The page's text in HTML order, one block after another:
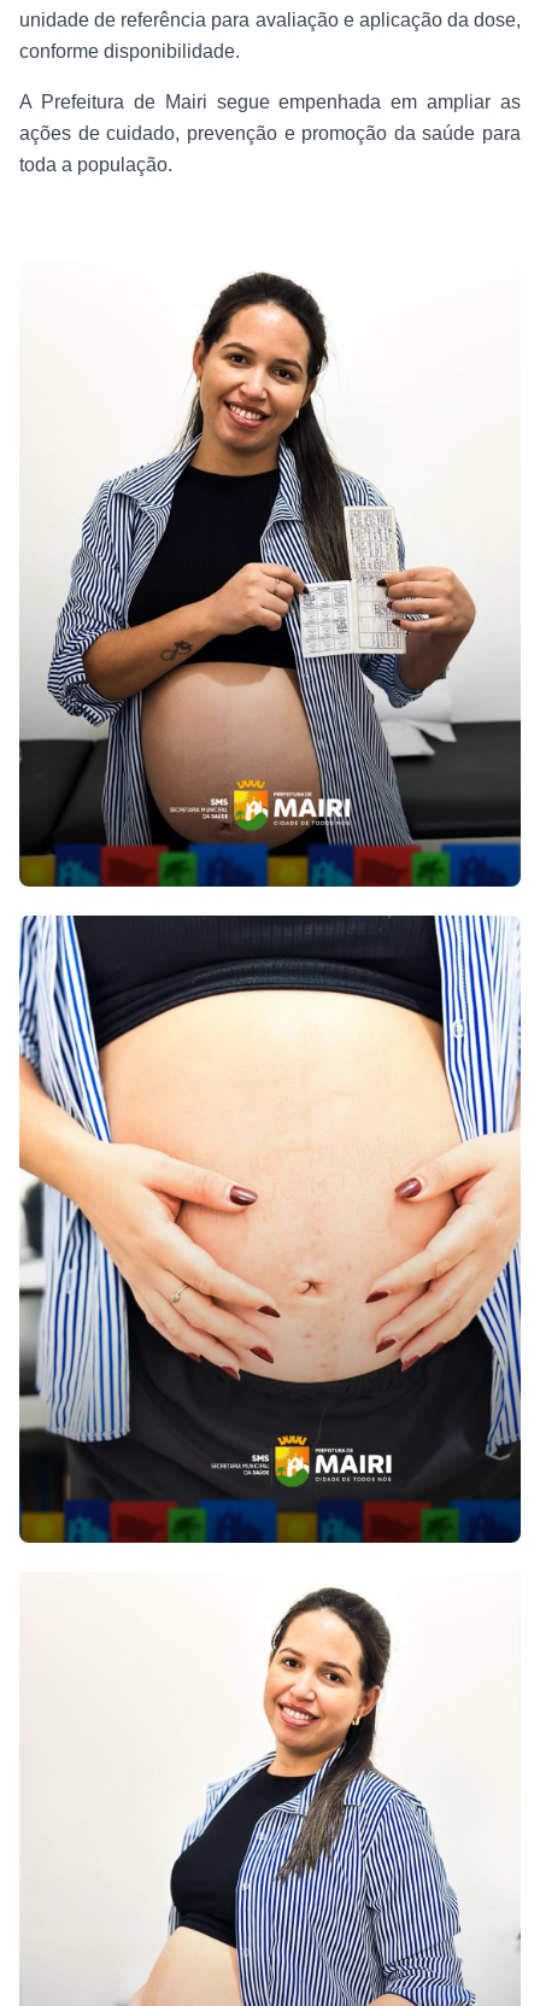
unidade de referência para avaliação e aplicação da dose,
conforme disponibilidade.
A Prefeitura de Mairi segue empenhada em ampliar as
ações de cuidado, prevenção e promoção da saúde para
toda a população.